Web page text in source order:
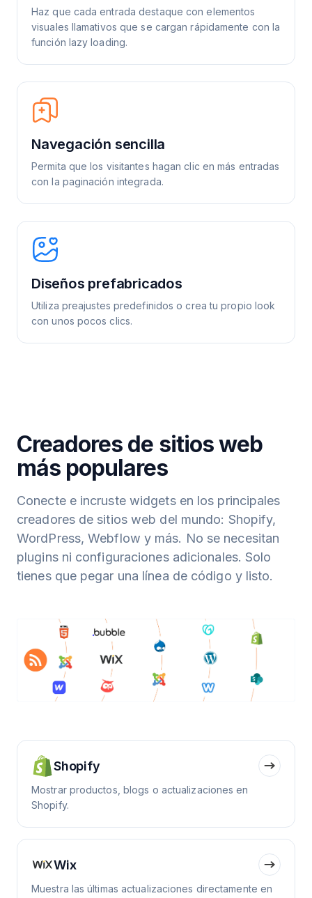
Haz que cada entrada destaque con elementos
visuales llamativos que se cargan rápidamente con la
función lazy loading.
Navegación sencilla
Permita que los visitantes hagan clic en más entradas
con la paginación integrada.
Diseños prefabricados
Utiliza preajustes predefinidos o crea tu propio look
con unos pocos clics.
Creadores de sitios web
más populares
Conecte e incruste widgets en los principales
creadores de sitios web del mundo: Shopify,
WordPress, Webflow y más. No se necesitan
plugins ni configuraciones adicionales. Solo
tienes que pegar una línea de código y listo.
Shopify
Mostrar productos, blogs o actualizaciones en
Shopify.
Wix
Muestra las últimas actualizaciones directamente en